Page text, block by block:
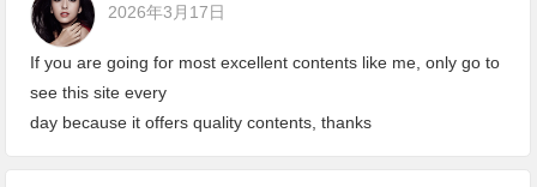
2026年3月17日
If you are going for most excellent contents like me, only go to
see this site every
day because it offers quality contents, thanks